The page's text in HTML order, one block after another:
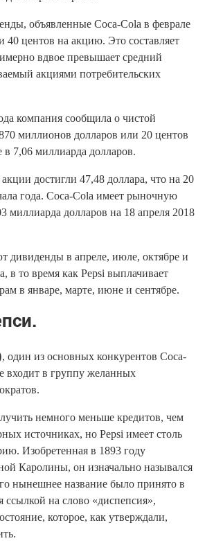
объявленные Coca-Cola в феврале
40 центов на акцию. Это составляет
вдвое превышает средний
акциями потребительских
компания сообщила о чистой
миллионов долларов или 20 центов
7,06 миллиарда долларов.
достигли 47,48 доллара, что на 20
года. Coca-Cola имеет рыночную
миллиарда долларов на 18 апреля 2018
дивиденды в апреле, июле, октябре и
в то время как Pepsi выплачивает
в январе, марте, июне и сентябре.
, один из основных конкурентов Coca-
входит в группу желанных
немного меньше кредитов, чем
источниках, но Pepsi имеет столь
Изобретенная в 1893 году
Каролины, он изначально назывался
нынешнее название было принято в
ссылкой на слово «диспепсия»,
которое, как утверждали,